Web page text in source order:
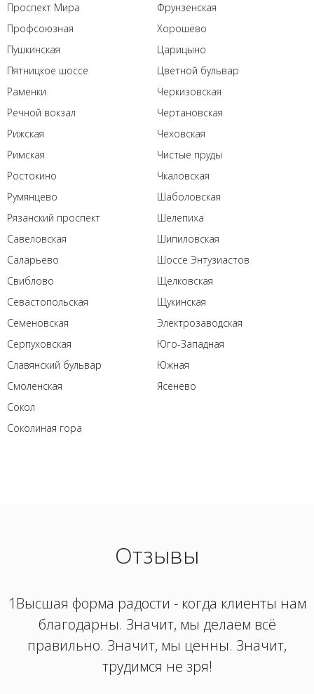
Проспект Мира
Профсоюзная
Пушкинская
Пятницкое шоссе
Раменки
Речной вокзал
Рижская
Римская
Ростокино
Румянцево
Рязанский проспект
Савеловская
Саларьево
Свиблово
Севастопольская
Семеновская
Серпуховская
Славянский бульвар
Смоленская
Сокол
Соколиная гора
Фрунзенская
Хорошёво
Царицыно
Цветной бульвар
Черкизовская
Чертановская
Чеховская
Чистые пруды
Чкаловская
Шаболовская
Шелепиха
Шипиловская
Шоссе Энтузиастов
Щелковская
Щукинская
Электрозаводская
Юго-Западная
Южная
Ясенево
Отзывы
1Высшая форма радости - когда клиенты нам
благодарны. Значит, мы делаем всё
правильно. Значит, мы ценны. Значит,
трудимся не зря!